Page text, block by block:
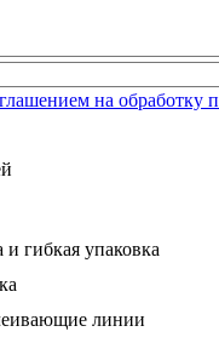
на обработку
и гибкая упаковка
линии